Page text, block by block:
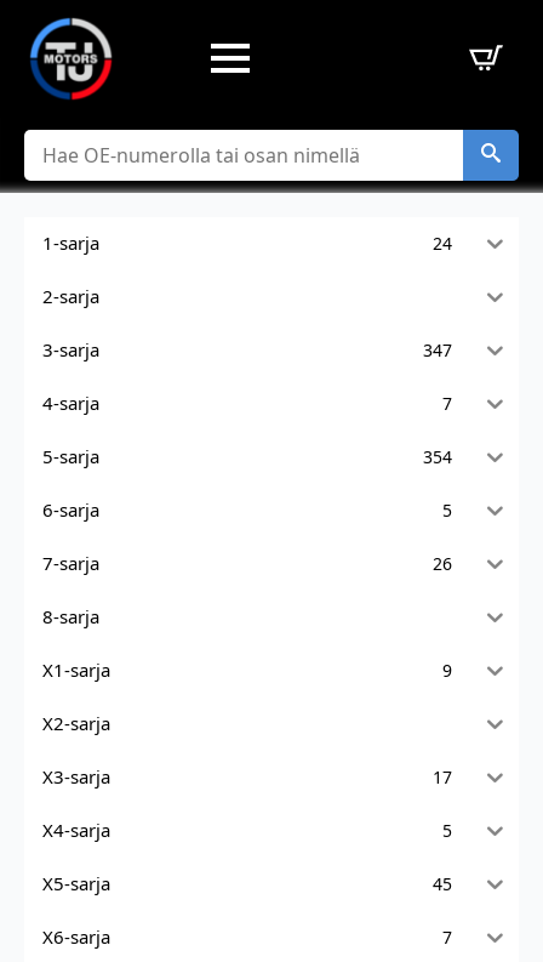
Hae
1-sarja 24
2-sarja
3-sarja 347
4-sarja 7
5-sarja 354
6-sarja 5
7-sarja 26
8-sarja
X1-sarja 9
X2-sarja
X3-sarja 17
X4-sarja 5
X5-sarja 45
X6-sarja 7